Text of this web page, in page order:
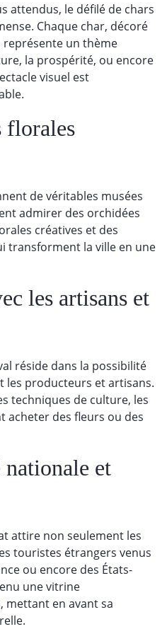
attendus, le défilé de chars
Chaque char, décoré
représente un thème
la prospérité, ou encore
visuel est
florales
de véritables musées
admirer des orchidées
créatives et des
transforment la ville en une
les artisans et
réside dans la possibilité
producteurs et artisans.
techniques de culture, les
acheter des fleurs ou des
et
attire non seulement les
touristes étrangers venus
ou encore des États-
une vitrine
mettant en avant sa